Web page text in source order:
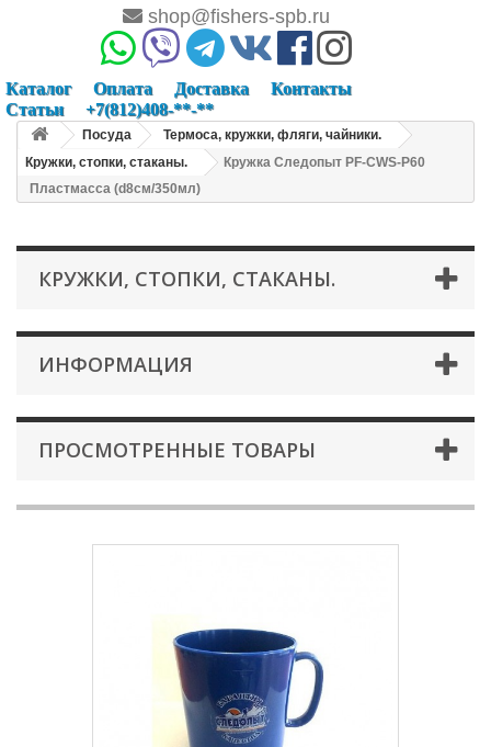
shop@fishers-spb.ru
Каталог Оплата Доставка
Контакты
Статьи
+7(812)408-**-**
Посуда
Термоса, кружки, фляги, чайники.
Кружки, стопки, стаканы.
Кружка Следопыт PF-CWS-P60
Пластмасса (d8см/350мл)
КРУЖКИ, СТОПКИ, СТАКАНЫ.
ИНФОРМАЦИЯ
ПРОСМОТРЕННЫЕ ТОВАРЫ